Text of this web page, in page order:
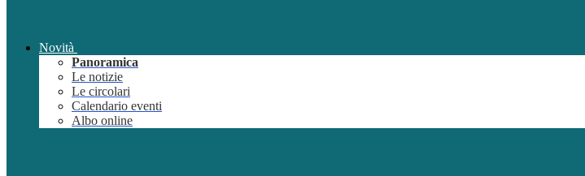
Novità
Panoramica
Le notizie
Le circolari
Calendario eventi
Albo online